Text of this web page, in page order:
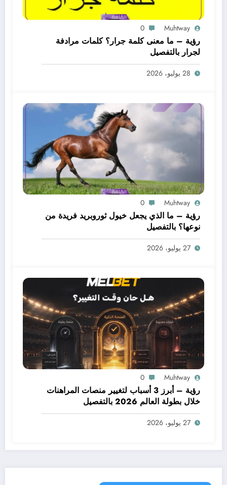
Muhtway
0
رؤية – ما معنى كلمة جرار؟ كلمات مرادفة
لجرار بالتفصيل
28 يوليو، 2026
Muhtway
0
رؤية – ما الذي يجعل خيول ثوروبريد فريدة من
نوعها؟ بالتفصيل
27 يوليو، 2026
Muhtway
0
رؤية – أبرز 3 أسباب لتغيير منصات المراهنات
خلال بطولة العالم 2026 بالتفصيل
27 يوليو، 2026